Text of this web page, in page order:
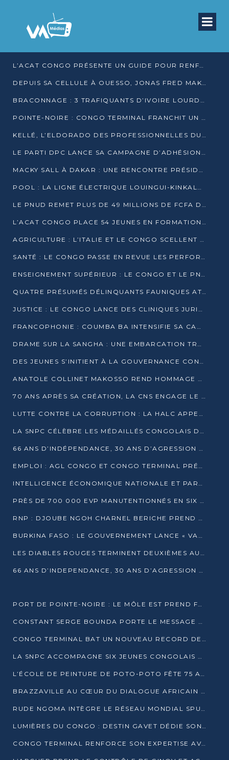
L’ACAT CONGO PRÉSENTE UN GUIDE POUR RENFORCER LES GARANTIES JUDICIAIRES EN GARDE À VUE
DEPUIS SA CELLULE À OUESSO, JONAS FRED MAKITA DÉNONCE CE QU’IL QUALIFIE DE DÉNI DE JUSTICE
BRACONNAGE : 3 TRAFIQUANTS D’IVOIRE LOURDEMENT CONDAMNÉS À DJAMBALA
POINTE-NOIRE : CONGO TERMINAL FRANCHIT UN CAP HISTORIQUE AVEC 99 MOUVEMENTS/HEURE
KELLÉ, L’ELDORADO DES PROFESSIONNELLES DU SEXE
LE PARTI DPC LANCE SA CAMPAGNE D’ADHÉSIONS ET VEUT STRUCTURER SA PRÉSENCE DANS LES 15 DÉPARTEMENTS
MACKY SALL À DAKAR : UNE RENCONTRE PRÉSIDENTIELLE QUI DIVISE L’OPINION SÉNÉGALAISE
POOL : LA LIGNE ÉLECTRIQUE LOUINGUI-KINKALA-BOKO MISE EN SERVICE
LE PNUD REMET PLUS DE 49 MILLIONS DE FCFA D’ÉQUIPEMENTS POUR ACCÉLÉRER LA NUMÉRISATION DU SYSTÈME DE SANTÉ
L’ACAT CONGO PLACE 54 JEUNES EN FORMATION PROFESSIONNELLE
AGRICULTURE : L’ITALIE ET LE CONGO SCELLENT UN PARTENARIAT POUR UNE PRODUCTION LOCALE DURABLE
SANTÉ : LE CONGO PASSE EN REVUE LES PERFORMANCES DE SES HÔPITAUX À MI-PARCOURS
ENSEIGNEMENT SUPÉRIEUR : LE CONGO ET LE PNUD VEULENT RAPPROCHER LA FORMATION UNIVERSITAIRE DES BESOINS DU MARCHÉ DE L’EMPLOI
QUATRE PRÉSUMÉS DÉLINQUANTS FAUNIQUES ATTENDUS DEVANT LA JUSTICE POUR TRAFIC D’IVOIRE
JUSTICE : LE CONGO LANCE DES CLINIQUES JURIDIQUES POUR RAPPROCHER LE DROIT DES CITOYENS
FRANCOPHONIE : COUMBA BA INTENSIFIE SA CAMPAGNE POUR LA SUCCESSION À LA TÊTE DE L’OIF
DRAME SUR LA SANGHA : UNE EMBARCATION TRANSPORTANT DES FIDÈLES DE « NZAMBÉ YA L’HUILE » FAIT NAUFRAGE À OUESSO
DES JEUNES S’INITIENT À LA GOUVERNANCE CONTINENTALE À BRAZZAVILLE
ANATOLE COLLINET MAKOSSO REND HOMMAGE À JEAN-PAUL PIGASSE
70 ANS APRÈS SA CRÉATION, LA CNS ENGAGE LE VIRAGE DE LA DIGITALISATION
LUTTE CONTRE LA CORRUPTION : LA HALC APPELLE À PASSER DES DISCOURS AUX ACTES
LA SNPC CÉLÈBRE LES MÉDAILLÉS CONGOLAIS DES OLYMPIADES PANAFRICAINES DE MATHÉMATIQUES 2026
66 ANS D’INDÉPENDANCE, 30 ANS D’AGRESSION RWANDAISE : 4 PRÉSIDENCES, UN ÉCHEC COLLECTIF
EMPLOI : AGL CONGO ET CONGO TERMINAL PRÉSÉLECTIONNENT PLUS DE 70 JEUNES À POINTE-NOIRE
INTELLIGENCE ÉCONOMIQUE NATIONALE ET PARTENARIATS INTERNATIONAUX : VERS UNE DOCTRINE SOUVERAINE DE SÉCURITÉ ÉCONOMIQUE
PRÈS DE 700 000 EVP MANUTENTIONNÉS EN SIX MOIS PAR CONGO TERMINAL
RNP : DJOUBE NGOH CHARNEL BERICHE PREND LES RÊNES DU PARTI
BURKINA FASO : LE GOUVERNEMENT LANCE « VACANCES UTILES 2026 » POUR FORMER LES ÉLÈVES À 15 MÉTIERS
LES DIABLES ROUGES TERMINENT DEUXIÈMES AU CHAMPIONNAT D’AFRIQUE ZONE 3
66 ANS D’INDEPENDANCE, 30 ANS D’AGRESSION RWAN DAISE : 4 PRESIDENCES, UN ECHEC COLLECTIF
PORT DE POINTE-NOIRE : LE MÔLE EST PREND FORME ET VISE LES GÉANTS DES MERS
CONSTANT SERGE BOUNDA PORTE LE MESSAGE DE COMPASSION DE DENIS SASSOU NGUESSO EN IRAN
CONGO TERMINAL BAT UN NOUVEAU RECORD DE PRODUCTIVITÉ AU PORT DE POINTE-NOIRE
LA SNPC ACCOMPAGNE SIX JEUNES CONGOLAIS AUX OLYMPIADES PANAFRICAINES DE MATHÉMATIQUES
L’ÉCOLE DE PEINTURE DE POTO-POTO FÊTE 75 ANS AU SERVICE DE L’ART CONGOLAIS
BRAZZAVILLE AU CŒUR DU DIALOGUE AFRICAIN SUR LES OBJECTIFS DE DÉVELOPPEMENT DURABLE
RUDE NGOMA INTÈGRE LE RÉSEAU MONDIAL SPUTNIK PRO APRÈS UNE FORMATION À MOSCOU
LUMIÈRES DU CONGO : DESTIN GAVET DÉDIE SON PRIX À L’UNITÉ NATIONALE ET À LA JEUNESSE
CONGO TERMINAL RENFORCE SON EXPERTISE AVEC NEUF NOUVEAUX FORMATEURS EN ENGINS PORTUAIRES